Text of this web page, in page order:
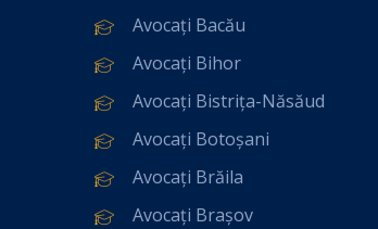
Avocați Bacău
Avocați Bihor
Avocați Bistrița-Năsăud
Avocați Botoșani
Avocați Brăila
Avocați Brașov